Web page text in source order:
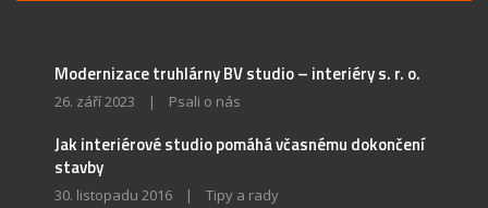
Modernizace truhlárny BV studio – interiéry s. r. o.
26. září 2023 | Psali o nás
Jak interiérové studio pomáhá včasnému dokončení
stavby
30. listopadu 2016 | Tipy a rady